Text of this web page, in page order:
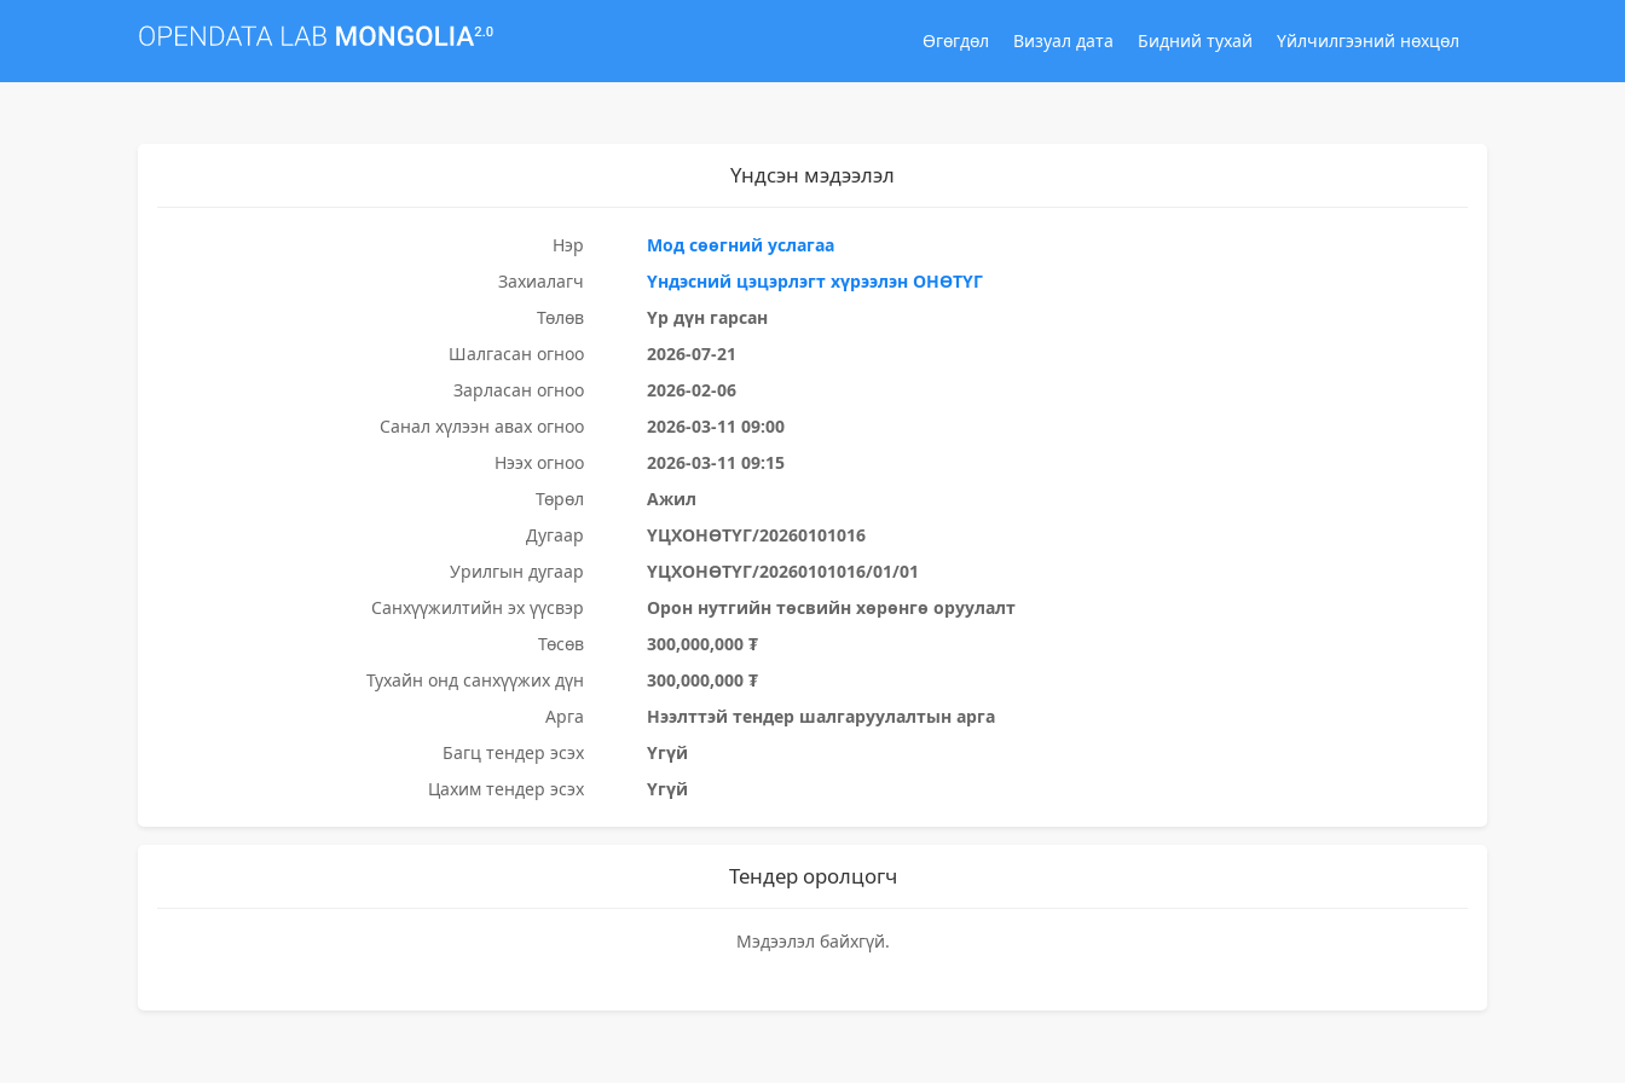
Өгөгдөл Визуал дата Бидний тухай Үйлчилгээний нөхцөл
Үндсэн мэдээлэл
Нэр
Мод сөөгний услагаа
Захиалагч
Үндэсний цэцэрлэгт хүрээлэн ОНӨТҮГ
Төлөв
Үр дүн гарсан
Шалгасан огноо
2026-07-21
Зарласан огноо
2026-02-06
Санал хүлээн авах огноо
2026-03-11 09:00
Нээх огноо
2026-03-11 09:15
Төрөл
Ажил
Дугаар
ҮЦХОНӨТҮГ/20260101016
Урилгын дугаар
ҮЦХОНӨТҮГ/20260101016/01/01
Санхүүжилтийн эх үүсвэр
Орон нутгийн төсвийн хөрөнгө оруулалт
Төсөв
300,000,000 ₮
Тухайн онд санхүүжих дүн
300,000,000 ₮
Арга
Нээлттэй тендер шалгаруулалтын арга
Багц тендер эсэх
Үгүй
Цахим тендер эсэх
Үгүй
Тендер оролцогч
Мэдээлэл байхгүй.